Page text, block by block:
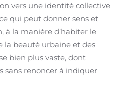
vers une identité collective
qui peut donner sens et
à la manière d’habiter le
la beauté urbaine et des
bien plus vaste, dont
sans renoncer à indiquer